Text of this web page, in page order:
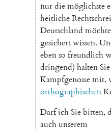
nurdiemöglichste
heitliche
Deutschland möchte
gesichertwissen.
ebenso freundlich
dringend) haltenSie
Kampfgenossemit,
orthographischen
DarfichSiebitten,
auchunserem